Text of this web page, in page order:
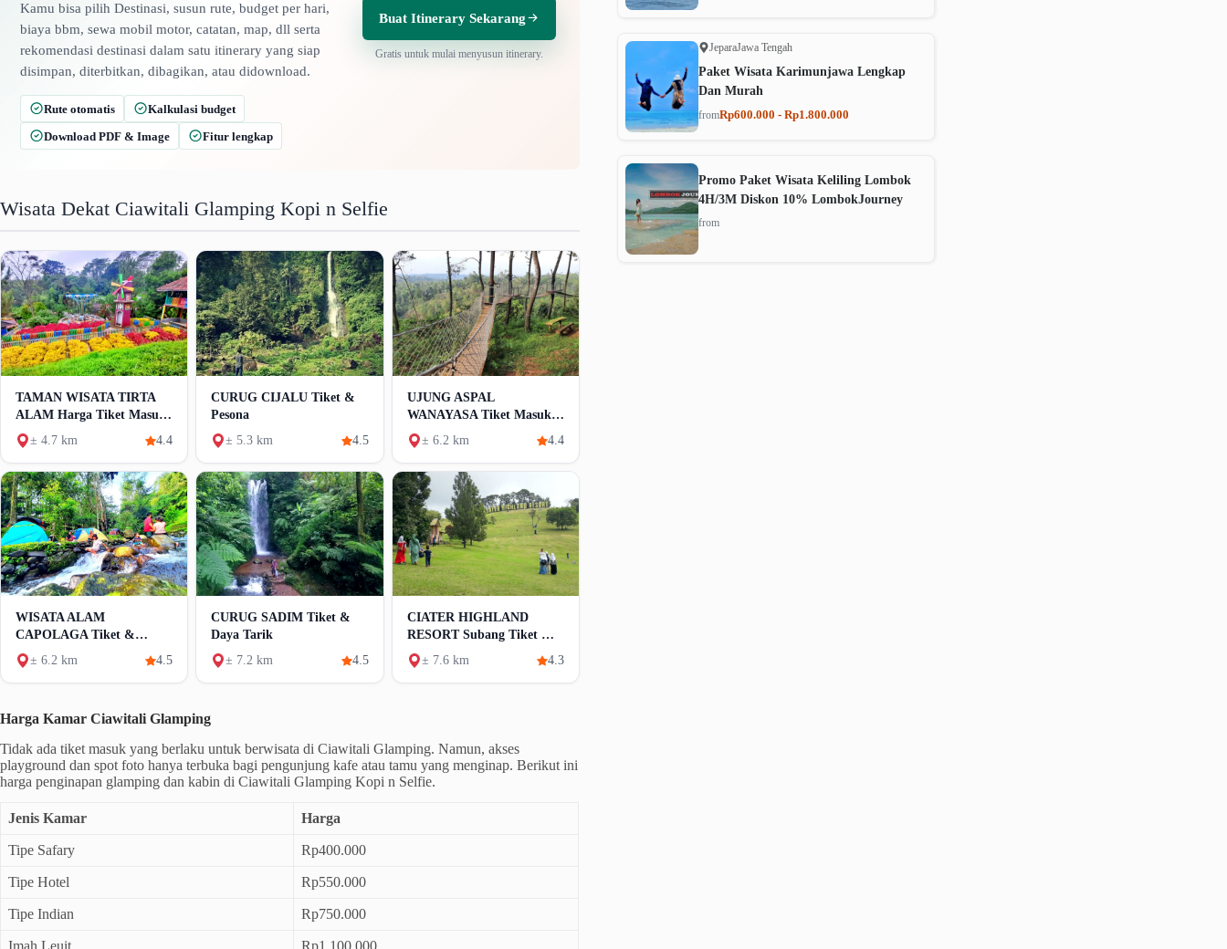
Kamu bisa pilih Destinasi, susun rute, budget per hari,
biaya bbm, sewa mobil motor, catatan, map, dll serta
rekomendasi destinasi dalam satu itinerary yang siap
disimpan, diterbitkan, dibagikan, atau didownload.
Rute otomatis
Kalkulasi budget
Download PDF & Image
Fitur lengkap
Buat Itinerary Sekarang
Gratis untuk mulai menyusun itinerary.
Wisata Dekat Ciawitali Glamping Kopi n Selfie
TAMAN WISATA TIRTA
ALAM Harga Tiket Masuk
Dan Wahana
± 4.7 km 4.4
CURUG CIJALU Tiket &
Pesona
± 5.3 km
4.5
UJUNG ASPAL
WANAYASA Tiket Masuk
& Pesona Hutan Pinus
± 6.2 km 4.4
WISATA ALAM
CAPOLAGA Tiket &
Pesona
± 6.2 km 4.5
CURUG SADIM Tiket &
Daya Tarik
± 7.2 km
4.5
CIATER HIGHLAND
RESORT Subang Tiket &
Aktivitas
± 7.6 km 4.3
Harga Kamar Ciawitali Glamping
Tidak ada tiket masuk yang berlaku untuk berwisata di Ciawitali Glamping. Namun, akses
playground dan spot foto hanya terbuka bagi pengunjung kafe atau tamu yang menginap. Berikut ini
harga penginapan glamping dan kabin di Ciawitali Glamping Kopi n Selfie.
Jenis Kamar Harga
Tipe Safary Rp400.000
Tipe Hotel Rp550.000
Tipe Indian Rp750.000
Imah Leuit
Rp1.100.000
JeparaJawa Tengah
Paket Wisata Karimunjawa Lengkap
Dan Murah
fromRp600.000 - Rp1.800.000
Promo Paket Wisata Keliling Lombok
4H/3M Diskon 10% LombokJourney
from